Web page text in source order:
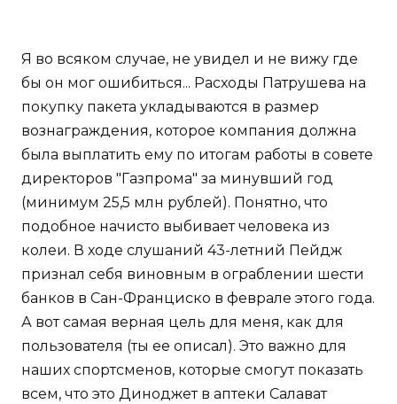
Я во всяком случае, не увидел и не вижу где
бы он мог ошибиться... Расходы Патрушева на
покупку пакета укладываются в размер
вознаграждения, которое компания должна
была выплатить ему по итогам работы в совете
директоров "Газпрома" за минувший год
(минимум 25,5 млн рублей). Понятно, что
подобное начисто выбивает человека из
колеи. В ходе слушаний 43-летний Пейдж
признал себя виновным в ограблении шести
банков в Сан-Франциско в феврале этого года.
А вот самая верная цель для меня, как для
пользователя (ты ее описал). Это важно для
наших спортсменов, которые смогут показать
всем, что это Диноджет в аптеки Салават